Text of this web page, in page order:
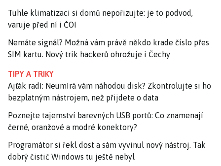
Tuhle klimatizaci si domů nepořizujte: je to podvod,
varuje před ní i ČOI
Nemáte signál? Možná vám právě někdo krade číslo přes
SIM kartu. Nový trik hackerů ohrožuje i Čechy
TIPY A TRIKY
Ajťák radí: Neumírá vám náhodou disk? Zkontrolujte si ho
bezplatným nástrojem, než přijdete o data
Poznejte tajemství barevných USB portů: Co znamenají
černé, oranžové a modré konektory?
Programátor si řekl dost a sám vyvinul nový nástroj. Tak
dobrý čistič Windows tu ještě nebyl